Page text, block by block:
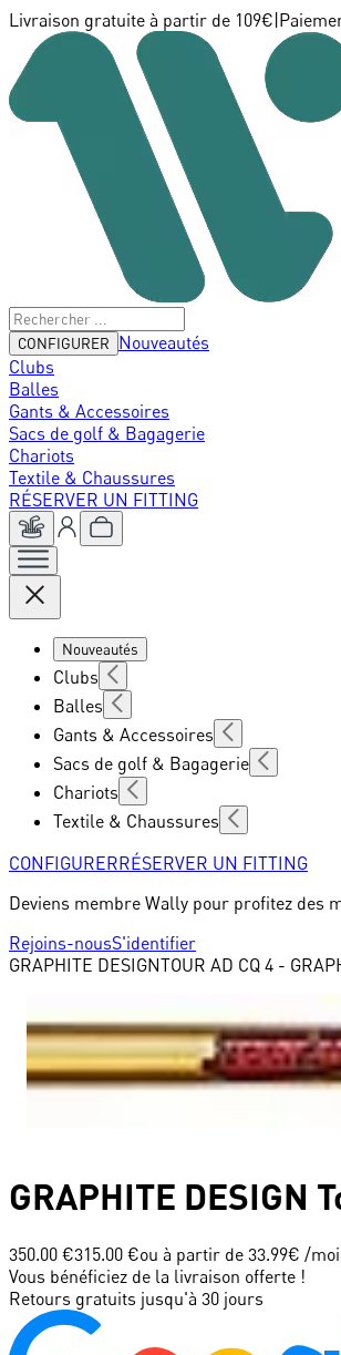
Livraison gratuite à partir de 109€
CONFIGURER
Nouveautés
Clubs
Balles
Gants & Accessoires
Sacs de golf & Bagagerie
Chariots
Textile & Chaussures
RÉSERVER UN FITTING
Nouveautés
Clubs
Balles
Gants & Accessoires
Sacs de golf & Bagagerie
Chariots
Textile & Chaussures
CONFIGURERRÉSERVER UN FITTING
Deviens membre Wally pour profitez des
Rejoins-nousS'identifier
GRAPHITE DESIGNTOUR AD CQ 4 -
GRAPHITE DESIGN
350.00 €315.00 €ou à partir de 33.99€ /
Vous bénéficiez de la livraison offerte !
Retours gratuits jusqu'à 30 jours